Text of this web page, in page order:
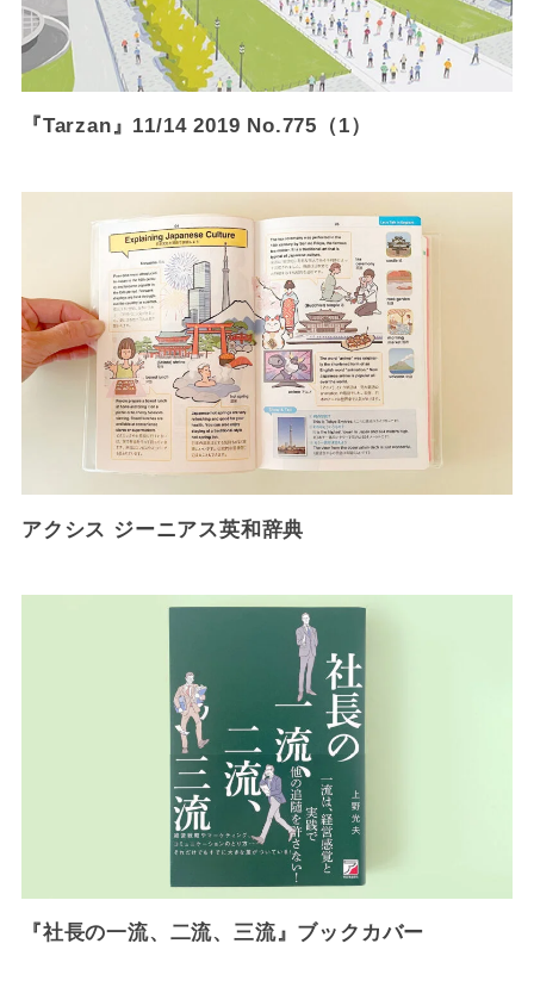
『Tarzan』11/14 2019 No.775（1）
アクシス ジーニアス英和辞典
『社長の一流、二流、三流』ブックカバー